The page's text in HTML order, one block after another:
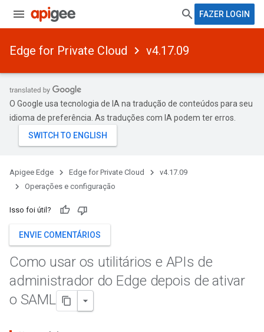
FAZER LOGIN
Edge for Private Cloud v4.17.09
O Google usa tecnologia de IA na tradução de conteúdos para seu
idioma de preferência. As traduções com IA podem ter erros.
Apigee Edge Edge for Private Cloud
v4.17.09
Operações e configuração
Isso foi útil?
ENVIE COMENTÁRIOS
Como usar os utilitários e APIs de
administrador do Edge depois de ativar
o SAML